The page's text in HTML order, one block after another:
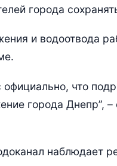
города
и водоотвода
что
города Днепр”,
наблюдает